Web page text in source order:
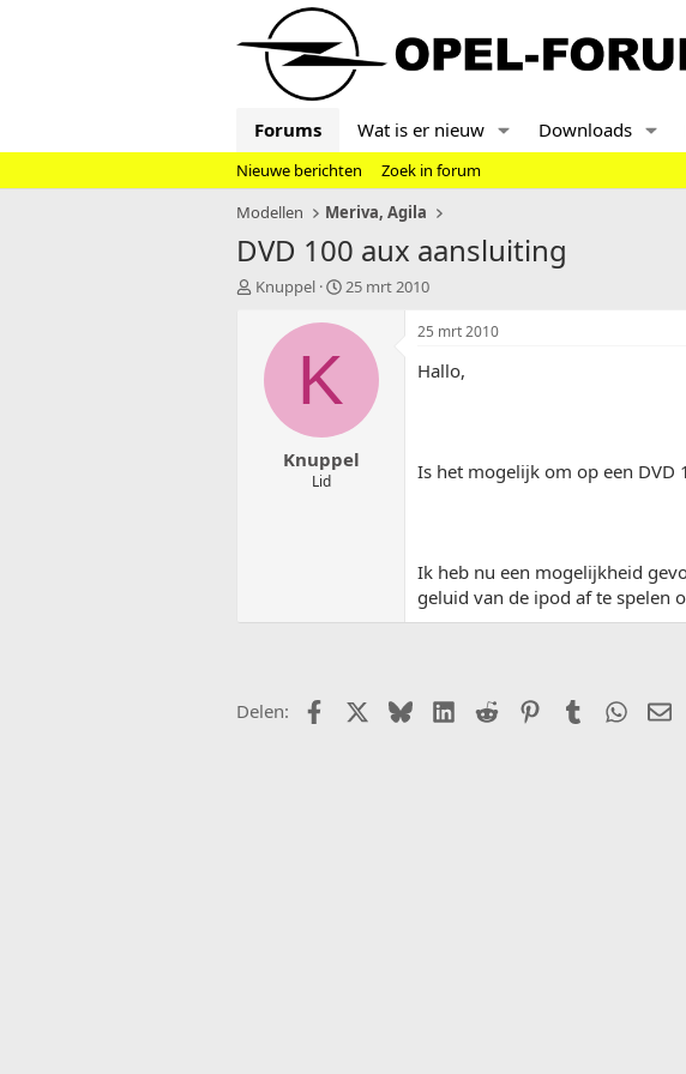
Forums Wat is er nieuw Downloads
Nieuwe berichten
Zoek in forum
Modellen
Meriva, Agila
DVD 100 aux aansluiting
T
Knuppel
S
a
t
u
25 mrt 2010
K
Knuppel
Lid
25 mrt 2010
Hallo,
Is het mogelijk om op een DVD
Ik heb nu een mogelijkheid
geluid van de ipod af te spelen
Delen: FacebookX (Twitter)
BlueskyLinkedIn
Reddit PinterestTumblr